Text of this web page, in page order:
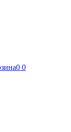
0 0